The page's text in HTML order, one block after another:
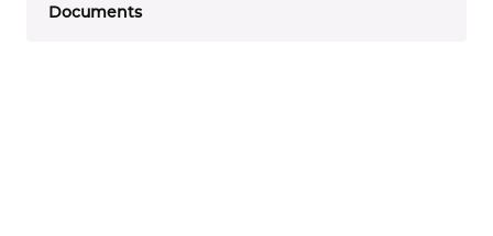
Documents